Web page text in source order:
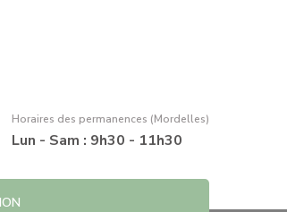
Horaires des permanences (Mordelles)
Lun - Sam : 9h30 - 11h30